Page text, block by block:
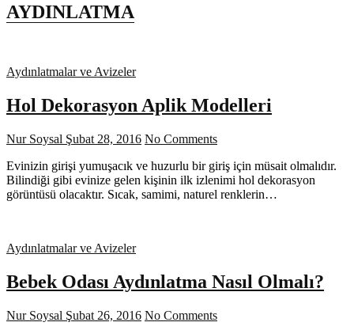
AYDINLATMA
Aydınlatmalar ve Avizeler
Hol Dekorasyon Aplik Modelleri
Nur Soysal Şubat 28, 2016 No Comments
Evinizin girişi yumuşacık ve huzurlu bir giriş için müsait olmalıdır.
Bilindiği gibi evinize gelen kişinin ilk izlenimi hol dekorasyon
görüntüsü olacaktır. Sıcak, samimi, naturel renklerin…
Aydınlatmalar ve Avizeler
Bebek Odası Aydınlatma Nasıl Olmalı?
Nur Soysal Şubat 26, 2016 No Comments